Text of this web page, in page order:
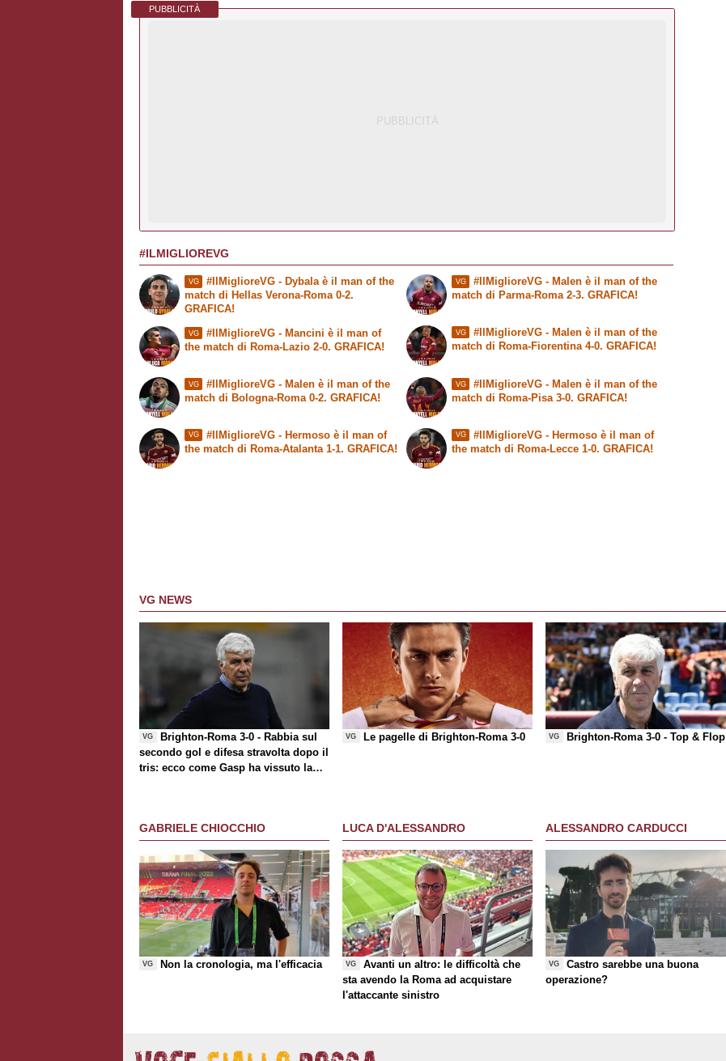
PUBBLICITÀ
#ILMIGLIOREVG
VG
#IlMiglioreVG - Dybala è il man of the
match di Hellas Verona-Roma 0-2.
GRAFICA!
VG
#IlMiglioreVG - Mancini è il man of
the match di Roma-Lazio 2-0. GRAFICA!
VG
#IlMiglioreVG - Malen è il man of the
match di Parma-Roma 2-3. GRAFICA!
VG
#IlMiglioreVG - Malen è il man of the
match di Roma-Fiorentina 4-0. GRAFICA!
VG
#IlMiglioreVG - Malen è il man of the
match di Bologna-Roma 0-2. GRAFICA!
VG
#IlMiglioreVG - Hermoso è il man of
the match di Roma-Atalanta 1-1. GRAFICA!
VG
#IlMiglioreVG - Malen è il man of the
match di Roma-Pisa 3-0. GRAFICA!
VG
#IlMiglioreVG - Hermoso è il man of
the match di Roma-Lecce 1-0. GRAFICA!
VG NEWS
VG
Brighton-Roma 3-0 - Rabbia sul
secondo gol e difesa stravolta dopo il
tris: ecco come Gasp ha vissuto la
VG Le pagelle di Brighton-Roma 3-0 VG Brighton-Roma 3-0 -Top & Flop
GABRIELE CHIOCCHIO
VG Non la cronologia, ma l'efficacia
LUCA D'ALESSANDRO
VG
Avanti un altro: le difficoltà che
sta avendo la Roma ad acquistare
l'attaccante sinistro
ALESSANDRO CARDUCCI
VG
Castro sarebbe una buona
operazione?